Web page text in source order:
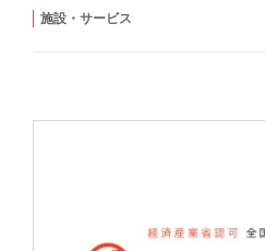
施設・サービス